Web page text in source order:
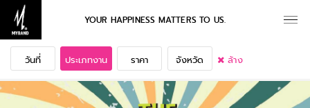
YOUR HAPPINESS MATTERS TO US.
วันที่ ประเภทงาน ราคา จังหวัด ล้าง